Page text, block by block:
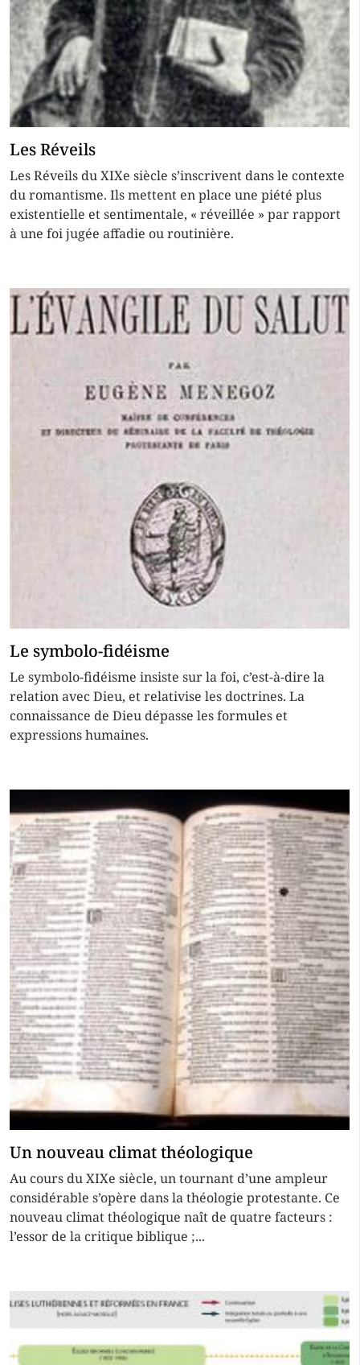
Les Réveils
Les Réveils du XIXe siècle s’inscrivent dans le contexte
du romantisme. Ils mettent en place une piété plus
existentielle et sentimentale, « réveillée » par rapport
à une foi jugée affadie ou routinière.
Le symbolo-fidéisme
Le symbolo-fidéisme insiste sur la foi, c’est-à-dire la
relation avec Dieu, et relativise les doctrines. La
connaissance de Dieu dépasse les formules et
expressions humaines.
Un nouveau climat théologique
Au cours du XIXe siècle, un tournant d’une ampleur
considérable s’opère dans la théologie protestante. Ce
nouveau climat théologique naît de quatre facteurs :
l’essor de la critique biblique ;...